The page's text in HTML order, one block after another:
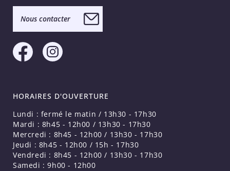
Nous contacter
HORAIRES D'OUVERTURE
Lundi : fermé le matin / 13h30 - 17h30
Mardi : 8h45 - 12h00 / 13h30 - 17h30
Mercredi : 8h45 - 12h00 / 13h30 - 17h30
Jeudi : 8h45 - 12h00 / 15h - 17h30
Vendredi : 8h45 - 12h00 / 13h30 - 17h30
Samedi : 9h00 - 12h00